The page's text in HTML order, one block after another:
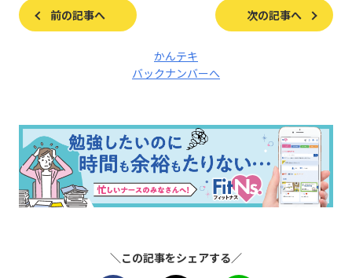
前の記事へ 次の記事へ
かんテキ
バックナンバーへ
＼この記事をシェアする／